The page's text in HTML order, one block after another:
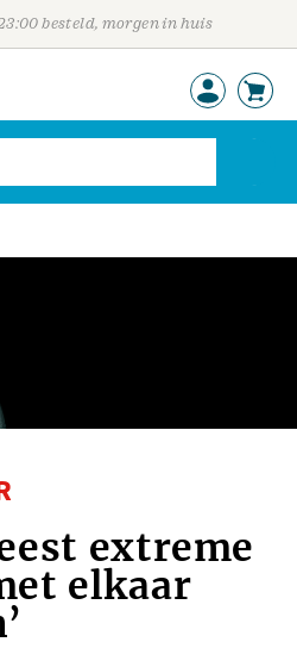
besteld, morgen in huis
extreme
elkaar